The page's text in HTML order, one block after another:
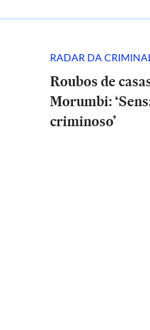
RADAR DA
Roubos de
Morumbi:
criminoso’